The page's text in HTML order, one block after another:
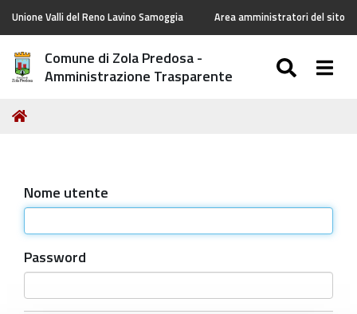
Unione Valli del Reno Lavino Samoggia Area amministratori del sito
Comune di Zola Predosa -
Amministrazione Trasparente
Tu
Nome utente
Password